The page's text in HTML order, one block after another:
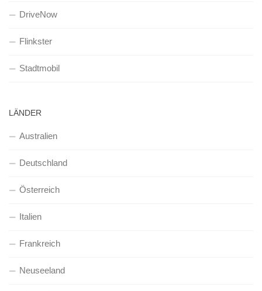
DriveNow
Flinkster
Stadtmobil
LÄNDER
Australien
Deutschland
Österreich
Italien
Frankreich
Neuseeland